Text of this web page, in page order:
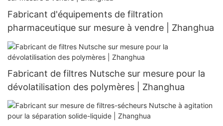
Fabricant d'équipements de filtration
pharmaceutique sur mesure à vendre | Zhanghua
Fabricant de filtres Nutsche sur mesure pour la
dévolatilisation des polymères | Zhanghua